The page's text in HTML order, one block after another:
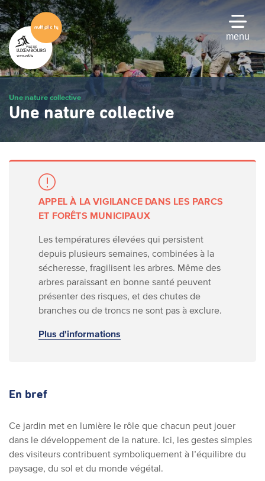
Passer
au
contenu
principal
menu
Une nature collective
Une nature collective
APPEL À LA VIGILANCE DANS LES PARCS
ET FORÊTS MUNICIPAUX
Les températures élevées qui persistent
depuis plusieurs semaines, combinées à la
sécheresse, fragilisent les arbres. Même des
arbres paraissant en bonne santé peuvent
présenter des risques, et des chutes de
branches ou de troncs ne sont pas à exclure.
Plus d'informations
En bref
Ce jardin met en lumière le rôle que chacun peut jouer
dans le développement de la nature. Ici, les gestes simples
des visiteurs contribuent symboliquement à l’équilibre du
paysage, du sol et du monde végétal.